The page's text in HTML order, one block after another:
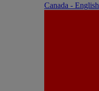
Canada - English